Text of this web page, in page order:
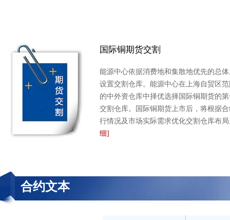
国际铜期货交割
能源中心依据消费地和集散地优先的总
设置交割仓库。能源中心在上海自贸区
的中外资仓库中择优选择国际铜期货的
交割仓库。国际铜期货上市后，将根据
行情况及市场实际需求优化交割仓库布
细]
合约文本